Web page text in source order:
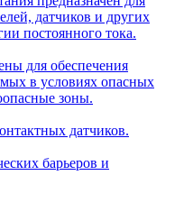
датчиков и других
постоянного тока.
для обеспечения
в условиях опасных
зоны.
датчиков.
барьеров и